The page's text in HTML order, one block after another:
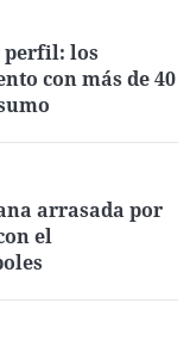
perfil: los
con más de 40
arrasada por
el